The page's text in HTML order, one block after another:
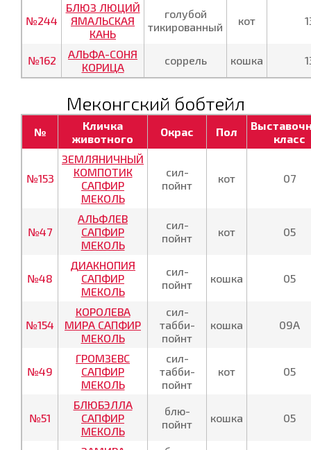
№244
БЛЮЗ ЛЮЦИЙ
ЯМАЛЬСКАЯ
КАНЬ
голубой
тикированный
кот
№162
АЛЬФА-СОНЯ
КОРИЦА
соррель кошка
Меконгский бобтейл
№
Кличка
животного
Окрас Пол
класс
№153
ЗЕМЛЯНИЧНЫЙ
КОМПОТИК
САПФИР
МЕКОЛЬ
сил-
пойнт
кот 07
№47
АЛЬФЛЕВ
САПФИР
МЕКОЛЬ
сил-
пойнт
кот 05
№48
ДИАКНОПИЯ
САПФИР
МЕКОЛЬ
сил-
пойнт
кошка 05
№154
КОРОЛЕВА
МИРА САПФИР
МЕКОЛЬ
сил-
табби-
пойнт
кошка 09А
№49
ГРОМЗЕВС
САПФИР
МЕКОЛЬ
сил-
табби-
пойнт
кот 05
№51
БЛЮБЭЛЛА
САПФИР
МЕКОЛЬ
блю-
пойнт
кошка 05